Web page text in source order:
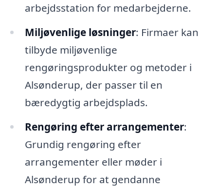
arbejdsstation for medarbejderne.
Miljøvenlige løsninger: Firmaer kan
tilbyde miljøvenlige
rengøringsprodukter og metoder i
Alsønderup, der passer til en
bæredygtig arbejdsplads.
Rengøring efter arrangementer:
Grundig rengøring efter
arrangementer eller møder i
Alsønderup for at gendanne